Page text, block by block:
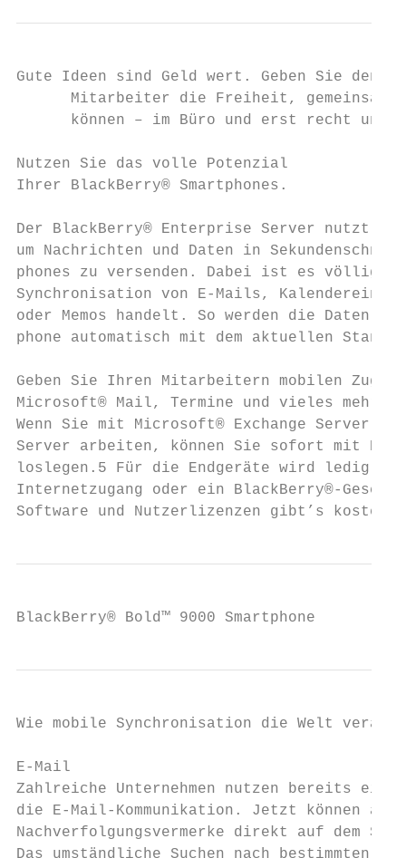
Gute Ideen sind Geld wert. Geben Sie den
Mitarbeiter die Freiheit, gemeinsam
können – im Büro und erst recht
Nutzen Sie das volle Potenzial
Ihrer BlackBerry® Smartphones.
Der BlackBerry® Enterprise Server nutzt
um Nachrichten und Daten in
phones zu versenden. Dabei ist es völlig
Synchronisation von E-Mails,
oder Memos handelt. So werden die Daten
phone automatisch mit dem aktuellen Stand
Geben Sie Ihren Mitarbeitern mobilen
Microsoft® Mail, Termine und vieles mehr –
Wenn Sie mit Microsoft® Exchange Server
Server arbeiten, können Sie sofort mit
loslegen.5 Für die Endgeräte wird
Internetzugang oder ein BlackBerry®-
Software und Nutzerlizenzen gibt’s
BlackBerry® Bold™ 9000 Smartphone
Wie mobile Synchronisation die Welt
E-Mail
Zahlreiche Unternehmen nutzen bereits
die E-Mail-Kommunikation. Jetzt können
Nachverfolgungsvermerke direkt auf dem
Das umständliche Suchen nach bestimmten